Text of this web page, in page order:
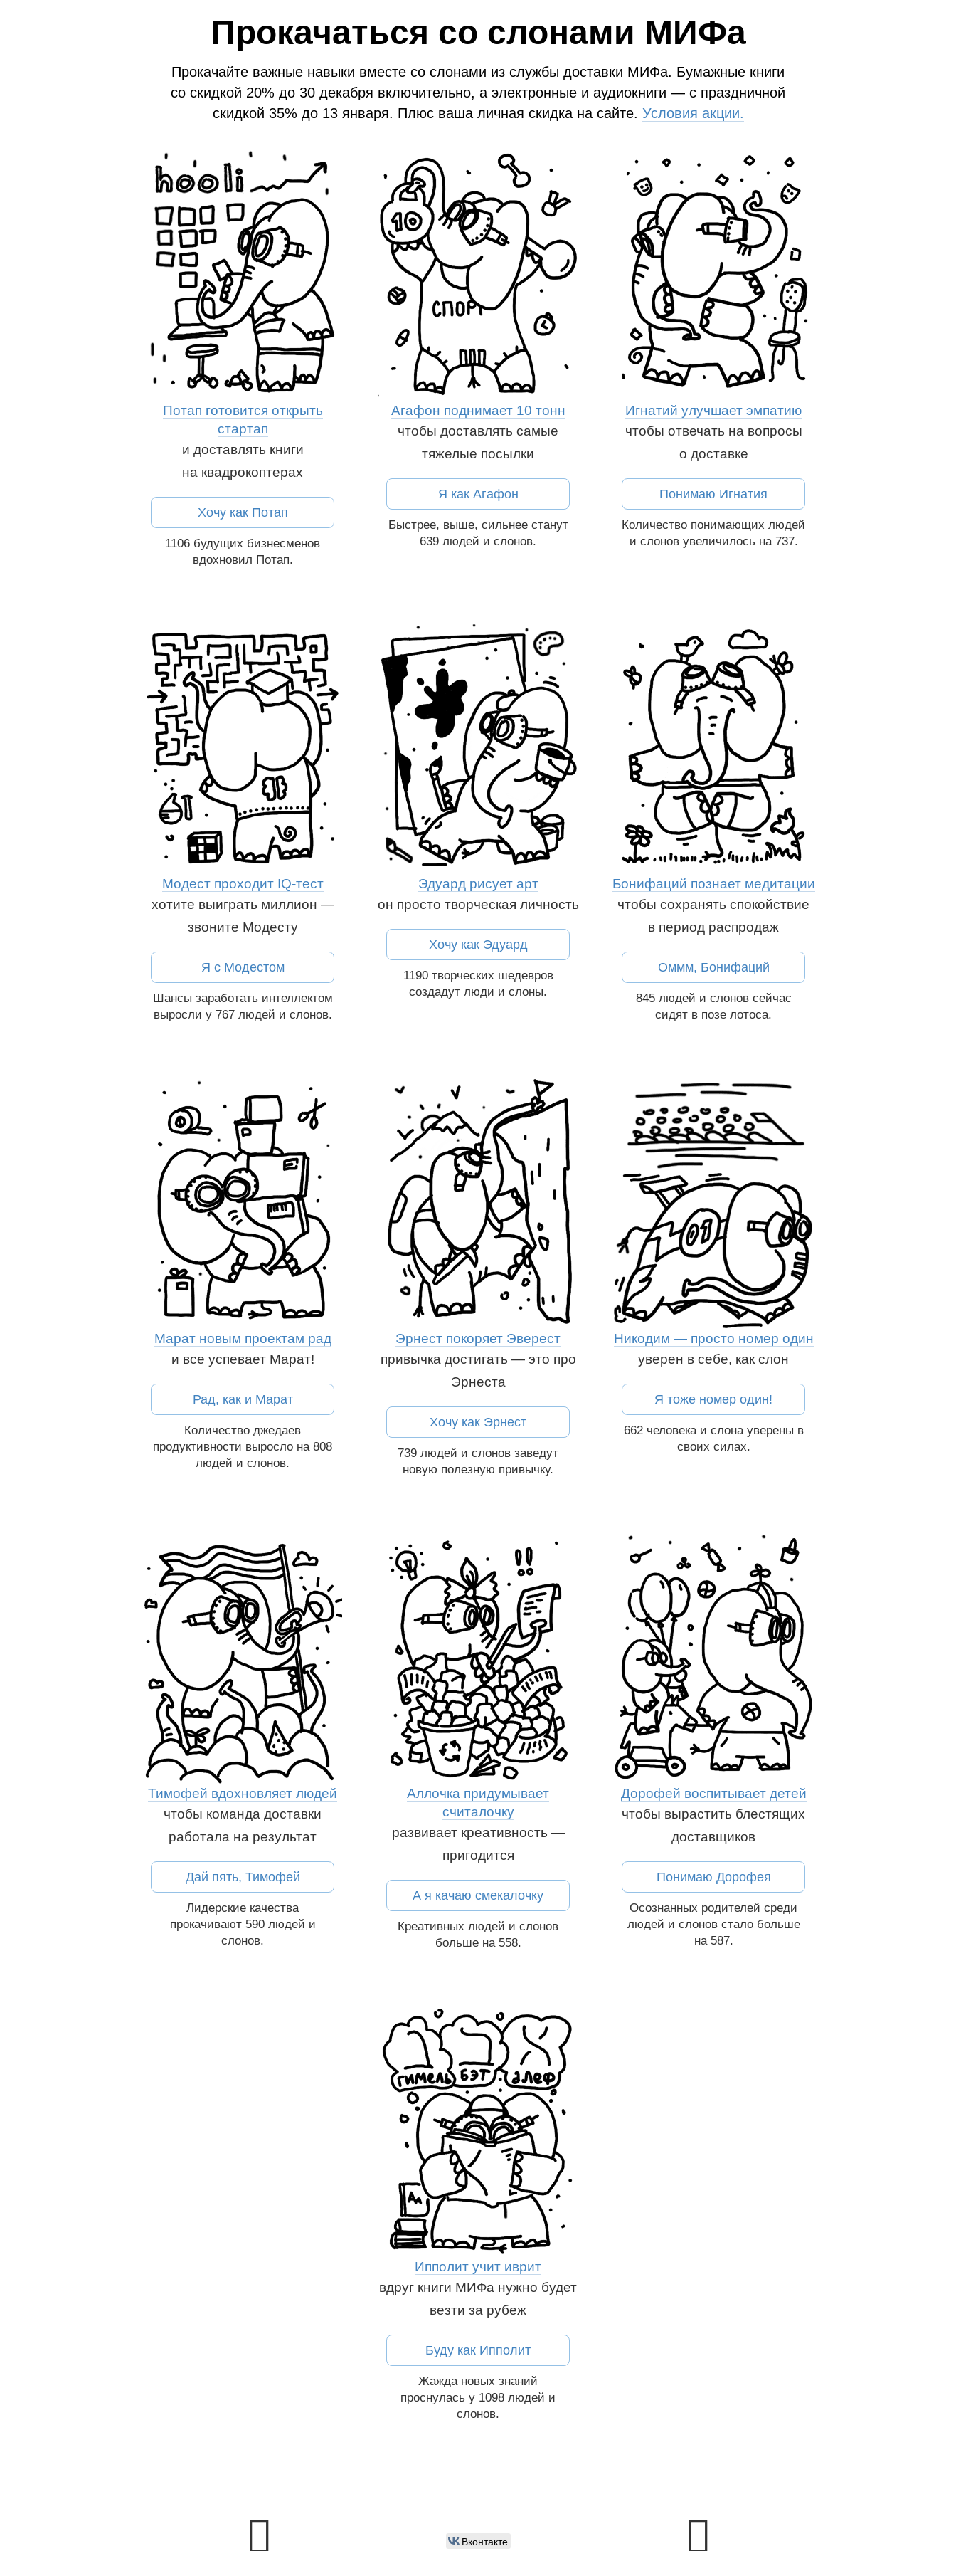
Прокачаться со слонами МИФа
Прокачайте важные навыки вместе со слонами из службы доставки МИФа. Бумажные книги
со скидкой 20% до 30 декабря включительно, а электронные и аудиокниги — с праздничной
скидкой 35% до 13 января. Плюс ваша личная скидка на сайте. Условия акции.
Потап готовится открыть
стартап
и доставлять книги
на квадрокоптерах
Хочу как Потап
1106 будущих бизнесменов
вдохновил Потап.
Агафон поднимает 10 тонн
чтобы доставлять самые
тяжелые посылки
Я как Агафон
Рассказать друзьям:
Вконтакте
Быстрее, выше, сильнее станут
639 людей и слонов.
Игнатий улучшает эмпатию
чтобы отвечать на вопросы
о доставке
Понимаю Игнатия
Рассказать друзьям:
Вконтакте
Количество понимающих людей
и слонов увеличилось на 737.
Модест проходит IQ-тест
хотите выиграть миллион —
звоните Модесту
Я с Модестом
Шансы заработать интеллектом
выросли у 767 людей и слонов.
Эдуард рисует арт
он просто творческая личность
Хочу как Эдуард
Рассказать друзьям:
1190 творческих шедевров
создадут люди и слоны.
Бонифаций познает медитации
чтобы сохранять спокойствие
в период распродаж
Оммм, Бонифаций
Рассказать друзьям:
Вконтакте
845 людей и слоновсейчас
сидят в позе лотоса.
Марат новым проектам рад
и все успевает Марат!
Рад, как и Марат
Количество джедаев
продуктивности выросло на 808
людей и слонов.
Эрнест покоряет Эверест
привычка достигать — это про
Эрнеста
Хочу как Эрнест
Рассказать друзьям:
Вконтакте
739 людей и слонов заведут
новую полезную привычку.
Никодим — просто номер один
уверен в себе, как слон
Я тоже номер один!
Рассказать друзьям:
662 человека и слонауверены в
своих силах.
Тимофей вдохновляет людей
чтобы команда доставки
работала на результат
Дай пять, Тимофей
Лидерские качества
прокачивают 590 людей и
слонов.
Аллочка придумывает
считалочку
развивает креативность —
пригодится
А я качаю смекалочку
Рассказать друзьям:
Креативных людей и слонов
больше на 558.
Дорофей воспитывает детей
чтобы вырастить блестящих
доставщиков
Понимаю Дорофея
Рассказать друзьям:
Вконтакте
Осознанных родителей среди
людей и слонов стало больше
на 587.
Ипполит учит иврит
вдруг книги МИФа нужно будет
везти за рубеж
Буду как Ипполит
Жажда новых знаний
проснулась у 1098 людей и
слонов.
Вконтакте